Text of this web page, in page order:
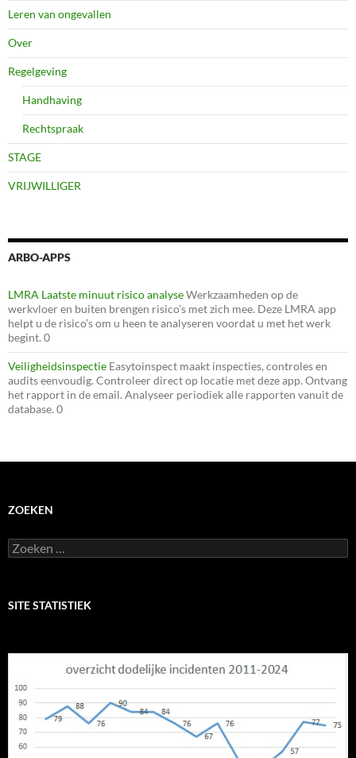
Leren van ongevallen
Over
Regelgeving
Handhaving
Rechtspraak
STAGE
VRIJWILLIGER
ARBO-APPS
LMRA Laatste minuut risico analyseWerkzaamheden op de
werkvloer en buiten brengen risico’s met zich mee. Deze LMRA app
helpt u de risico’s om u heen te analyseren voordat u met het werk
begint. 0
Veiligheidsinspectie Easytoinspect maakt inspecties, controles en
audits eenvoudig. Controleer direct op locatie met deze app. Ontvang
het rapport in de email. Analyseer periodiek alle rapporten vanuit de
database. 0
ZOEKEN
Zoeken
naar:
SITE STATISTIEK